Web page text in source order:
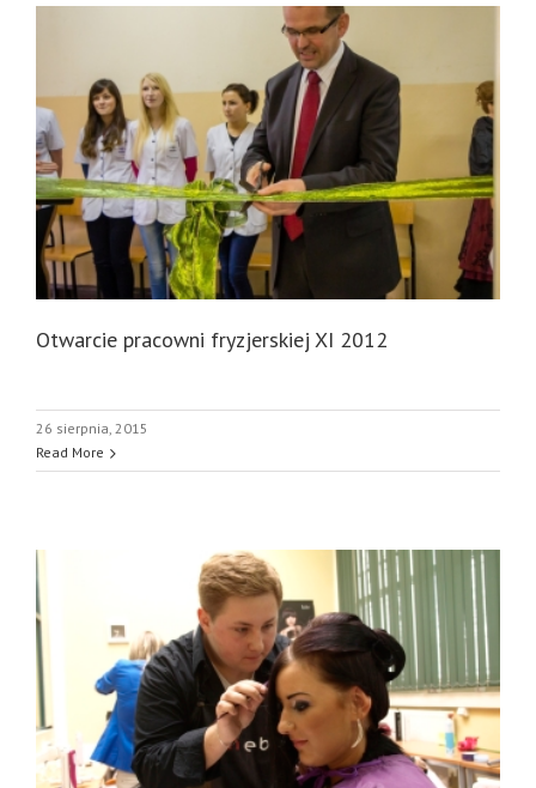
Otwarcie pracowni fryzjerskiej XI 2012
26 sierpnia, 2015
Read More